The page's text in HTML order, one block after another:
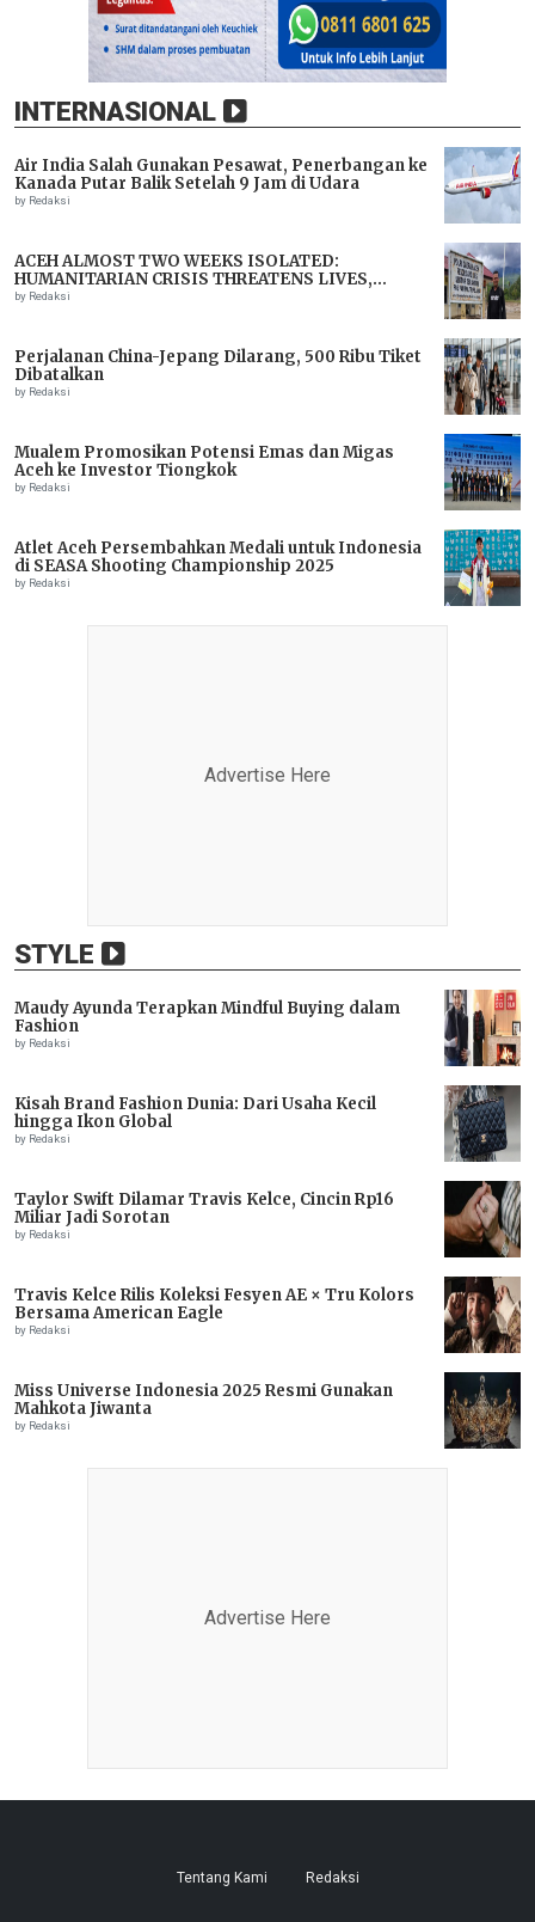
INTERNASIONAL
Air India Salah Gunakan Pesawat, Penerbangan ke
Kanada Putar Balik Setelah 9 Jam di Udara
by Redaksi
ACEH ALMOST TWO WEEKS ISOLATED:
HUMANITARIAN CRISIS THREATENS LIVES,
IMMEDIATE ASSISTANCE URGENTLY NEEDED
by Redaksi
Perjalanan China-Jepang Dilarang, 500 Ribu Tiket
Dibatalkan
by Redaksi
Mualem Promosikan Potensi Emas dan Migas
Aceh ke Investor Tiongkok
by Redaksi
Atlet Aceh Persembahkan Medali untuk Indonesia
di SEASA Shooting Championship 2025
by Redaksi
Advertise Here
STYLE
Maudy Ayunda Terapkan Mindful Buying dalam
Fashion
by Redaksi
Kisah Brand Fashion Dunia: Dari Usaha Kecil
hingga Ikon Global
by Redaksi
Taylor Swift Dilamar Travis Kelce, Cincin Rp16
Miliar Jadi Sorotan
by Redaksi
Travis Kelce Rilis Koleksi Fesyen AE × Tru Kolors
Bersama American Eagle
by Redaksi
Miss Universe Indonesia 2025 Resmi Gunakan
Mahkota Jiwanta
by Redaksi
Advertise Here
Tentang Kami Redaksi